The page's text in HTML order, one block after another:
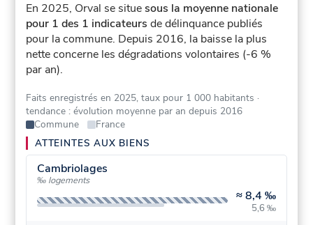
En 2025, Orval se situesous la moyenne nationale
pour 1 des 1 indicateurs de délinquance publiés
pour la commune. Depuis 2016, la baisse la plus
nette concerne les dégradations volontaires (-6 %
par an).
Faits enregistrés en 2025, taux pour 1 000 habitants ·
tendance : évolution moyenne par an depuis 2016
Commune
France
ATTEINTES AUX BIENS
Cambriolages
‰ logements
≈8,4 ‰
5,6 ‰